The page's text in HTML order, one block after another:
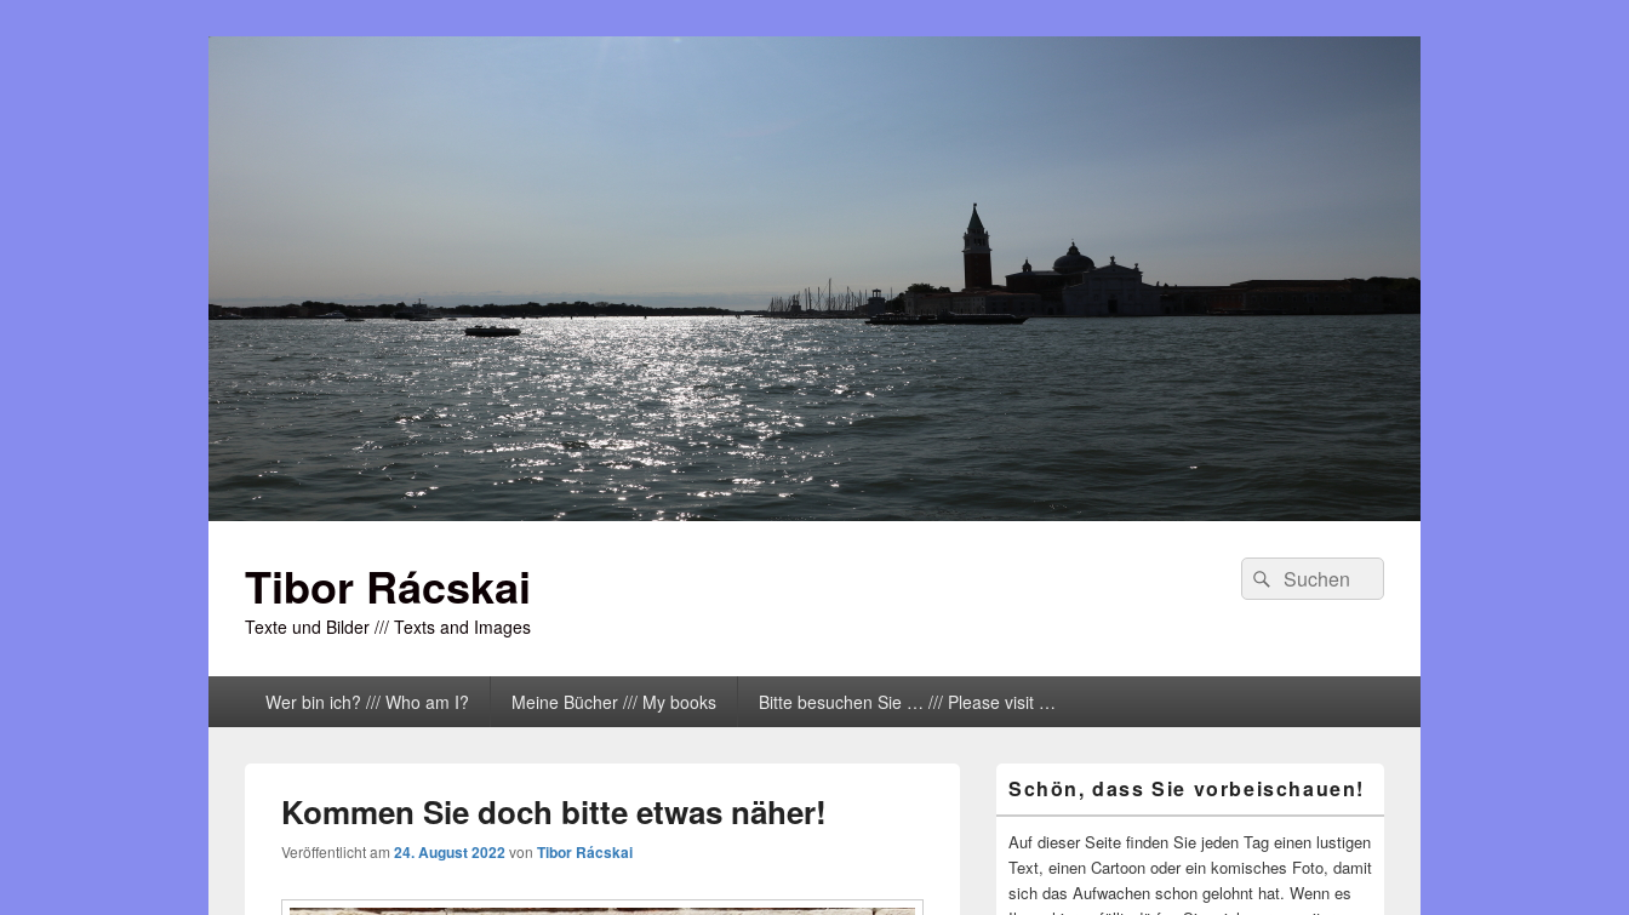
Tibor Rácskai
Texte und Bilder /// Texts and Images
Suchen
nach:
Suchen
Wer bin ich? /// Who am I? Meine Bücher /// My books Bitte besuchen Sie … /// Please visit …
Kommen Sie doch bitte etwas näher!
Veröffentlicht am 24. August 2022von Tibor Rácskai
Seitenleisten-
Widgetbereich
Schön, dass Sie vorbeischauen!
Auf dieser Seite finden Sie jeden Tag einen lustigen
Text, einen Cartoon oder ein komisches Foto, damit
sich das Aufwachen schon gelohnt hat. Wenn es